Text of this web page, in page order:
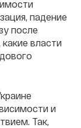
падение
после
власти
и
Так,